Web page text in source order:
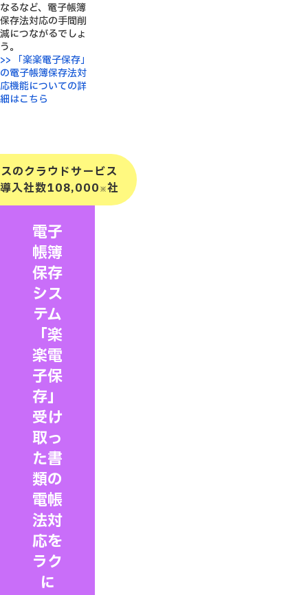
なるなど、電子帳簿
保存法対応の手間削
減につながるでしょ
う。
>> 「楽楽電子保存」
の電子帳簿保存法対
応機能についての詳
細はこちら
のクラウドサービス
入社数108,000 ※社
電子
帳簿
保存
シス
テム
「楽
楽電
子保
存」
受け
取っ
た書
類の
電帳
法対
応を
ラク
に